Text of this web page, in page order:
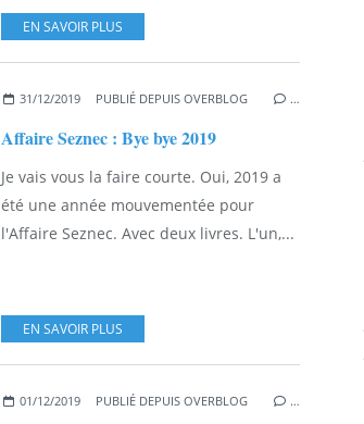
EN SAVOIR PLUS
31/12/2019 PUBLIÉ DEPUIS OVERBLOG …
Affaire Seznec : Bye bye 2019
Je vais vous la faire courte. Oui, 2019 a
été une année mouvementée pour
l'Affaire Seznec. Avec deux livres. L'un,...
EN SAVOIR PLUS
01/12/2019 PUBLIÉ DEPUIS OVERBLOG …